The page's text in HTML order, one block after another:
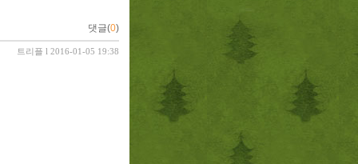
댓글(0)
트리플 l 2016-01-05 19:38